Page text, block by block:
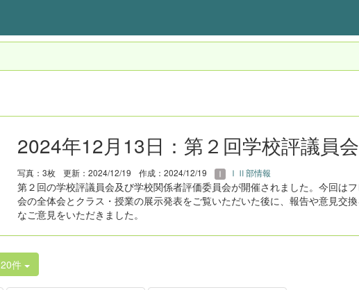
2024年12月13日：第２回学校評議員会
写真：3枚 更新：2024/12/19 作成：2024/12/19 ⅠⅡ部情報
第２回の学校評議員会及び学校関係者評価委員会が開催されました。今回は
会の全体会とクラス・授業の展示発表をご覧いただいた後に、報告や意見交
なご意見をいただきました。
20件